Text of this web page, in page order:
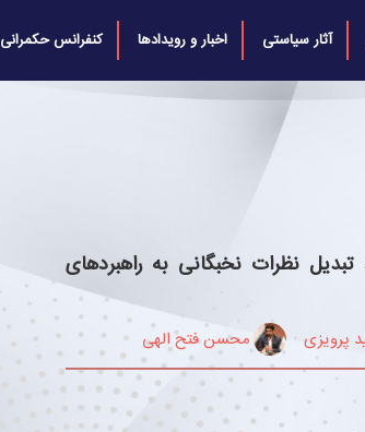
آثار سیاستی اخبار و رویدادها کنفرانس حکمرانی
نظرات نخبگانی به راهبرد‌های
پرویزی
محسن فتح الهی